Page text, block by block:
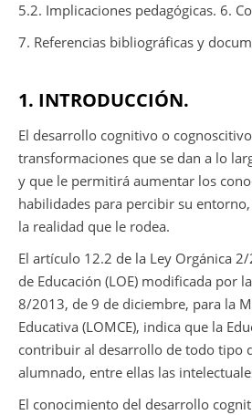
5.2. Implicaciones pedagógicas. 6.
7. Referencias bibliográficas y
1. INTRODUCCIÓN.
El desarrollo cognitivo o
transformaciones que se dan a lo
y que le permitirá aumentar los
habilidades para percibir su
la realidad que le rodea.
El artículo 12.2 de la Ley Orgánica
de Educación (LOE) modificada por
8/2013, de 9 de diciembre, para la
Educativa (LOMCE), indica que la
contribuir al desarrollo de todo tipo
alumnado, entre ellas las
El conocimiento del desarrollo